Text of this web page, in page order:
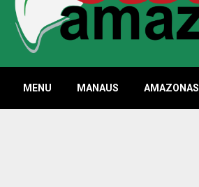
MENU MANAUS AMAZONAS